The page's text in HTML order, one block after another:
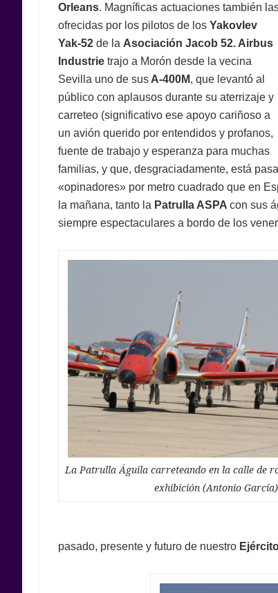
Orleans. Magníficas actuaciones también
ofrecidas por los pilotos de los Yakovlev
Yak-52de la Asociación Jacob 52. Airbus
Industrie trajo a Morón desde la vecina
Sevilla uno de susA-400M, que levantó al
público con aplausos durante su aterrizaje y
carreteo (significativo ese apoyo cariñoso a
un avión querido por entendidos y profanos,
fuente de trabajo y esperanza para muchas
familias, y que, desgraciadamente, está
«opinadores» por metro cuadrado que en
la mañana, tanto la Patrulla ASPA con sus
siempre espectaculares a bordo de los
La Patrulla Águila carreteando en la calle de
exhibición (Antonio García)
pasado, presente y futuro de nuestro